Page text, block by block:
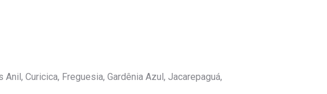
Curicica, Freguesia, Gardênia Azul, Jacarepaguá,